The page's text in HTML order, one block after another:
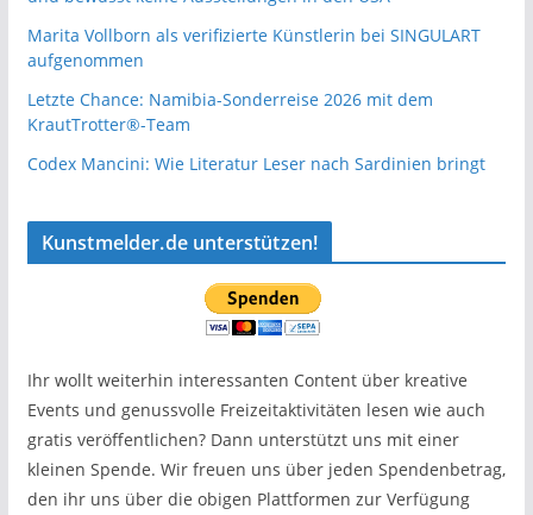
Marita Vollborn als verifizierte Künstlerin bei SINGULART
aufgenommen
Letzte Chance: Namibia-Sonderreise 2026 mit dem
KrautTrotter®-Team
Codex Mancini: Wie Literatur Leser nach Sardinien bringt
Kunstmelder.de unterstützen!
Ihr wollt weiterhin interessanten Content über kreative
Events und genussvolle Freizeitaktivitäten lesen wie auch
gratis veröffentlichen? Dann unterstützt uns mit einer
kleinen Spende. Wir freuen uns über jeden Spendenbetrag,
den ihr uns über die obigen Plattformen zur Verfügung